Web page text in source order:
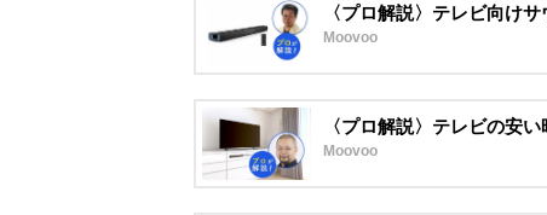
〈プロ解説〉テレビ向け
Moovoo
〈プロ解説〉テレビの安
Moovoo